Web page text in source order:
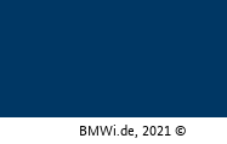
BMWi.de, 2021 ©